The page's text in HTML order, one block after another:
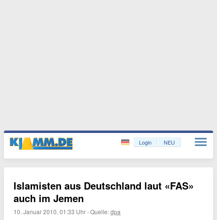
Login NEU
Islamisten aus Deutschland laut «FAS»
auch im Jemen
10. Januar 2010, 01:33 Uhr ·Quelle:dpa